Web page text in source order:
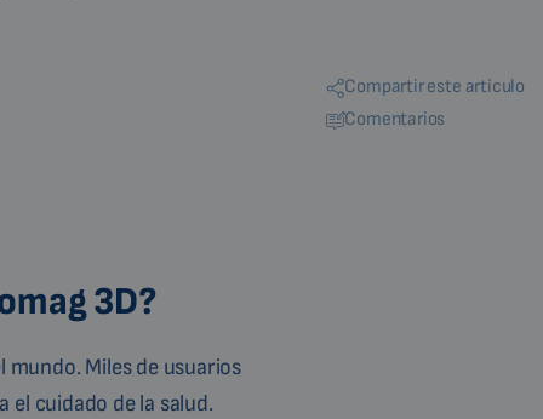
Compartir este artículo
Comentarios
3D?
Miles de usuarios
el cuidado de la salud.